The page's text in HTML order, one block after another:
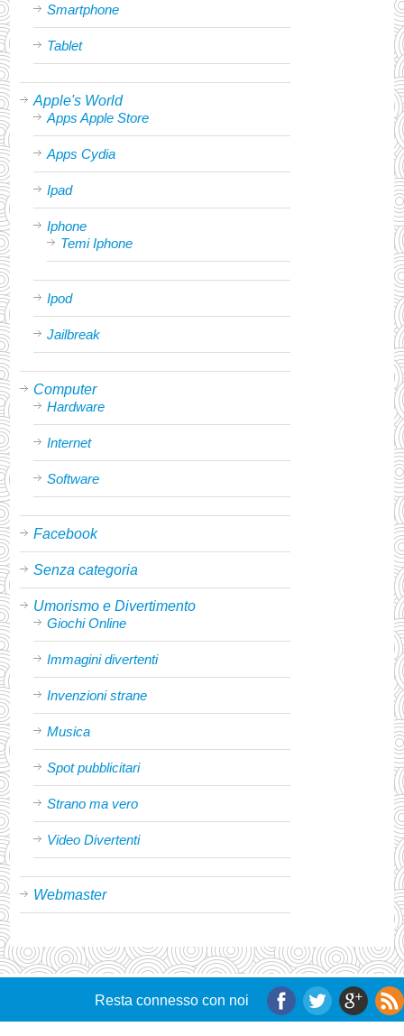
Smartphone
Tablet
Apple's World
Apps Apple Store
Apps Cydia
Ipad
Iphone
Temi Iphone
Ipod
Jailbreak
Computer
Hardware
Internet
Software
Facebook
Senza categoria
Umorismo e Divertimento
Giochi Online
Immagini divertenti
Invenzioni strane
Musica
Spot pubblicitari
Strano ma vero
Video Divertenti
Webmaster
Resta connesso con noi